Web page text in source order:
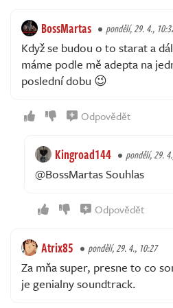
BossMartas pondělí, 29. 4.,
Když se budou o to starat a
máme podle mě adepta na
poslední dobu 😉
Odpovědět
Kingroad144 pondělí, 29.
@BossMartas Souhlas
Odpovědět
Atrix85 pondělí, 29. 4., 10:27
Za mňa super, presne to co
je genialny soundtrack.